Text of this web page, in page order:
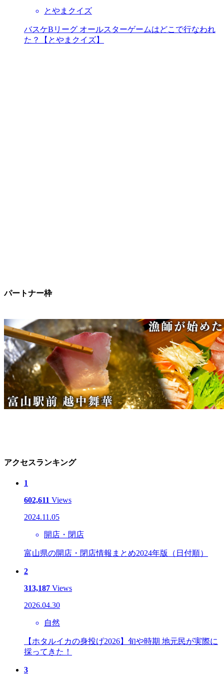
とやまクイズ
バスケBリーグ オールスターゲームはどこで行なわれ
た？【とやまクイズ】
パートナー枠
アクセスランキング
1
602,611 Views
2024.11.05
開店・閉店
富山県の開店・閉店情報まとめ2024年版（日付順）
2
313,187 Views
2026.04.30
自然
【ホタルイカの身投げ2026】旬や時期 地元民が実際に
採ってきた！
3